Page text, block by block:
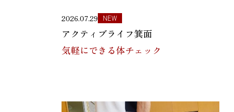
2026.07.29 NEW
アクティブライフ箕面
気軽にできる体チェック